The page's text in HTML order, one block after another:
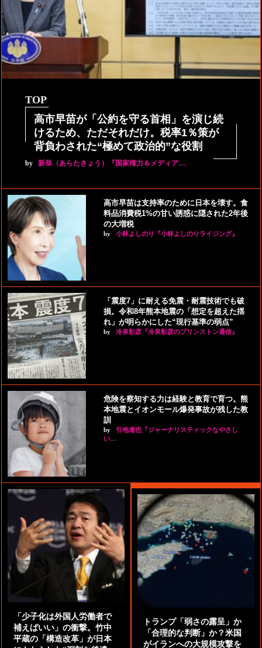
TOP
高市早苗が「公約を守る首相」を演じ続
けるため、ただそれだけ。税率1％策が
背負わされた“極めて政治的”な役割
by 新恭（あらたきょう）『国家権力＆メディア…
高市早苗は支持率のために日本を壊す。食
料品消費税1%の甘い誘惑に隠された2年後
の大増税
by 小林よしのり『小林よしのりライジング』
「震度7」に耐える免震・耐震技術でも破
損。令和8年熊本地震の「想定を超えた揺
れ」が明らかにした“現行基準の弱点”
by 冷泉彰彦『冷泉彰彦のプリンストン通信』
危険を察知する力は経験と教育で育つ。熊
本地震とイオンモール爆発事故が残した教
訓
by
引地達也『ジャーナリスティックなやさし
い…
「少子化は外国人労働者で
補えばいい」の衝撃。竹中
平蔵の「構造改革」が日本
トランプ「弱さの露呈」か
「合理的な判断」か？米国
がイランへの大規模攻撃を